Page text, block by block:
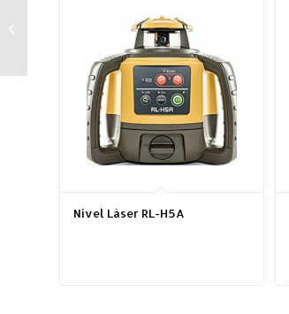
Nivel Láser RL-H5A
Láser de Líneas LT 20